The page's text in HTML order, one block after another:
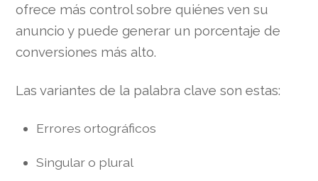
ofrece más control sobre quiénes ven su
anuncio y puede generar un porcentaje de
conversiones más alto.
Las variantes de la palabra clave son estas:
Errores ortográficos
Singular o plural